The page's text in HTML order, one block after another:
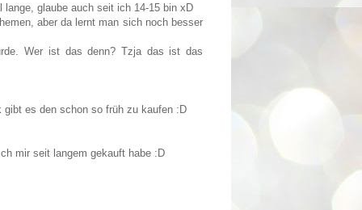
glaube auch seit ich 14-15 bin xD
aber da lernt man sich noch besser
Wer ist das denn? Tzja das ist das
es den schon so früh zu kaufen :D
mir seit langem gekauft habe :D